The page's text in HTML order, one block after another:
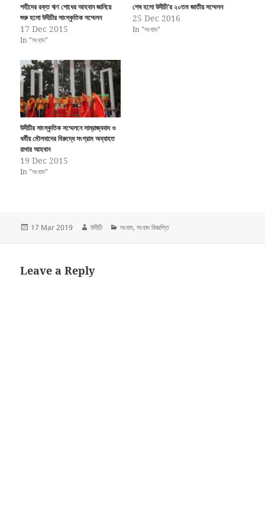
শহীদের রক্ত ঋণ শোধের আহবান জানিয়ে
শুরু হলো উদীচীর সাংস্কৃতিক সম্মেলন
17 Dec 2015
In "সংবাদ"
শেষ হলো উদীচী’র ২০তম জাতীয় সম্মেলন
25 Dec 2016
In "সংবাদ"
উদীচীর সাংস্কৃতিক সম্মেলনে সাম্রাজ্যবাদ ও
ধর্মীয় মৌলবাদের বিরুদ্ধে সংগ্রাম অব্যাহত
রাখার আহবান
19 Dec 2015
In "সংবাদ"
Posted
17 Mar 2019 Author
উদীচী Categories
সংবাদ,সংবাদ বিজ্ঞপ্তি
Leave a Reply